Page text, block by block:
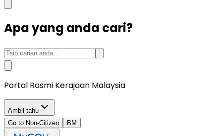
Apa yang anda cari?
Portal Rasmi Kerajaan Malaysia
Ambil tahu
Go to Non-Citizen
BM